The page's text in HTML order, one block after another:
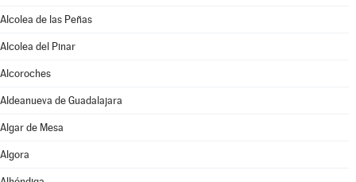
Alcolea de las Peñas
Alcolea del Pinar
Alcoroches
Aldeanueva de Guadalajara
Algar de Mesa
Algora